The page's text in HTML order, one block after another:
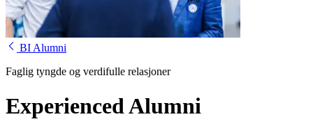
BI Alumni
Faglig tyngde og verdifulle relasjoner
Experienced Alumni